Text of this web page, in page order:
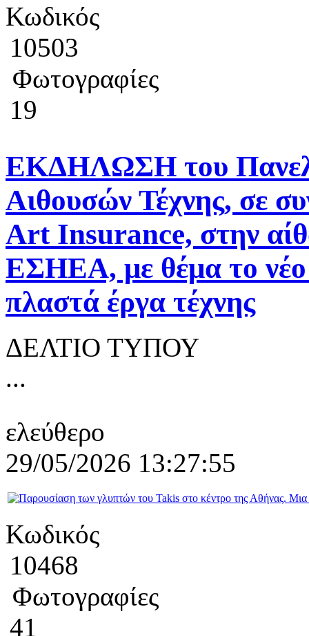
Κωδικός
10503
Φωτογραφίες
19
ΕΚΔΗΛΩΣΗ του
Αιθουσών Τέχνης, σε
Art Insurance, στην
ΕΣΗΕΑ, με θέμα το νέο
πλαστά έργα τέχνης
ΔΕΛΤΙΟ ΤΥΠΟΥ
...
ελεύθερο
29/05/2026 13:27:55
Κωδικός
10468
Φωτογραφίες
41